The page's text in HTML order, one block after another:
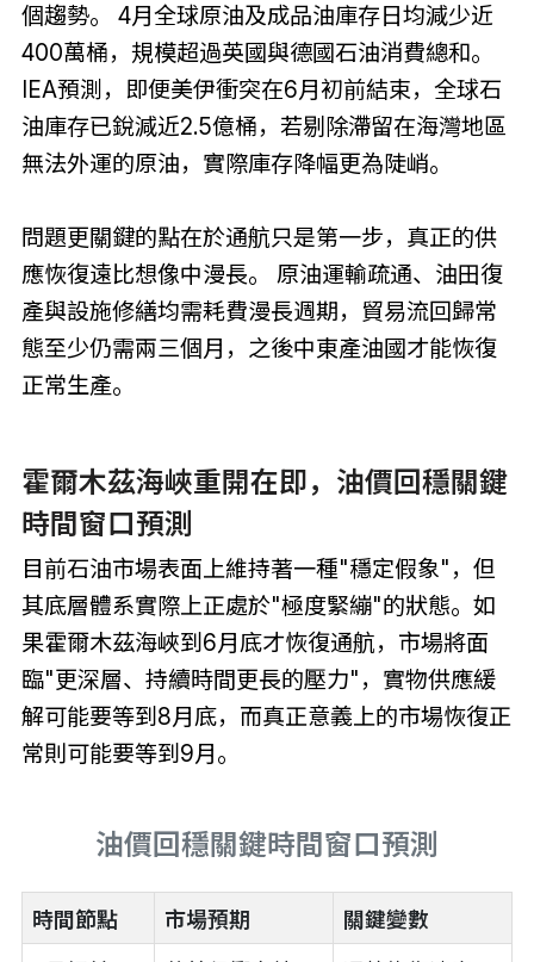
個趨勢。 4月全球原油及成品油庫存日均減少近
400萬桶，規模超過英國與德國石油消費總和。
IEA預測，即便美伊衝突在6月初前結束，全球石
油庫存已銳減近2.5億桶，若剔除滯留在海灣地區
無法外運的原油，實際庫存降幅更為陡峭。
問題更關鍵的點在於通航只是第一步，真正的供
應恢復遠比想像中漫長。 原油運輸疏通、油田復
產與設施修繕均需耗費漫長週期，貿易流回歸常
態至少仍需兩三個月，之後中東產油國才能恢復
正常生產。
霍爾木茲海峽重開在即，油價回穩關鍵
時間窗口預測
目前石油市場表面上維持著一種"穩定假象"，但
其底層體系實際上正處於"極度緊繃"的狀態。如
果霍爾木茲海峽到6月底才恢復通航，市場將面
臨"更深層、持續時間更長的壓力"，實物供應緩
解可能要等到8月底，而真正意義上的市場恢復正
常則可能要等到9月。
油價回穩關鍵時間窗口預測
時間節點 市場預期 關鍵變數